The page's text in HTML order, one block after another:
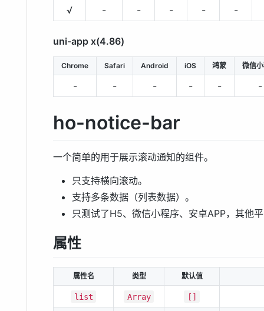
√ - - - - -
uni-app x(4.86)
Chrome Safari Android iOS 鸿蒙 微信
- - - - - -
ho-notice-bar
一个简单的用于展示滚动通知的组件。
只支持横向滚动。
支持多条数据（列表数据）。
只测试了H5、微信小程序、安卓APP，其他
属性
属性名 类型 默认值
list Array []